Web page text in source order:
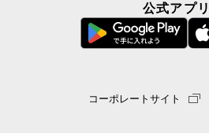
公式アプリ
コーポレートサイト